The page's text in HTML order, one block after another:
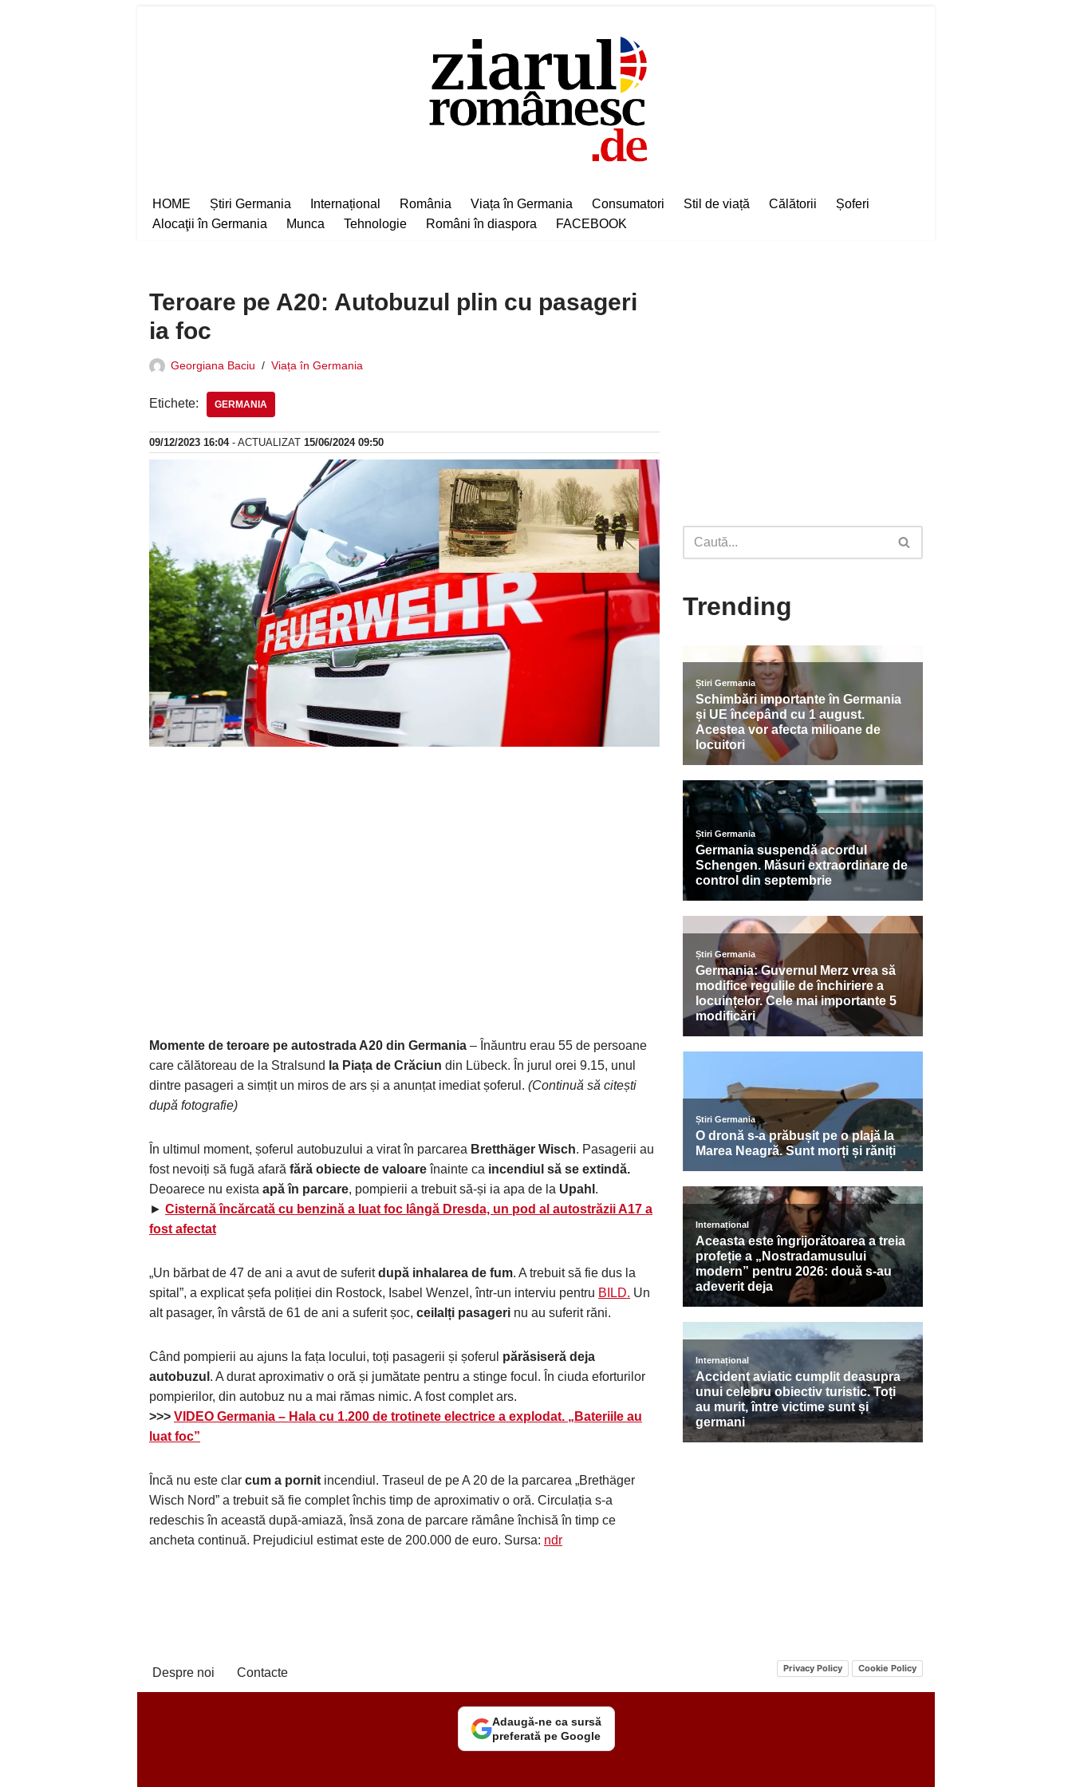
HOME Știri Germania Internațional România Viața în Germania Consumatori Stil de viață Călătorii
Șoferi
Alocaţii în Germania
Munca Tehnologie Români în diaspora FACEBOOK
Teroare pe A20: Autobuzul plin cu pasageri
ia foc
Georgiana Baciu Viața în Germania
Etichete: GERMANIA
09/12/2023 16:04- ACTUALIZAT 15/06/2024 09:50
Momente de teroare pe autostrada A20 din Germania – Înăuntru erau 55 de persoane
care călătoreau de la Stralsund la Piața de Crăciun din Lübeck. În jurul orei 9.15, unul
dintre pasageri a simțit un miros de ars și a anunțat imediat șoferul. (Continuă să citești
după fotografie)
În ultimul moment, șoferul autobuzului a virat în parcarea Bretthäger Wisch. Pasagerii au
fost nevoiți să fugă afară fără obiecte de valoareînainte ca incendiul să se extindă.
Deoarece nu exista apă în parcare, pompierii a trebuit să-și ia apa de la Upahl .
► Cisternă încărcată cu benzină a luat foc lângă Dresda, un pod al autostrăzii A17 a
fost afectat
„Un bărbat de 47 de ani a avut de suferitdupă inhalarea de fum. A trebuit să fie dus la
spital”, a explicat șefa poliției din Rostock, Isabel Wenzel, într-un interviu pentru BILD. Un
alt pasager, în vârstă de 61 de ani a suferit șoc, ceilalți pasageri nu au suferit răni.
Când pompierii au ajuns la fața locului, toți pasagerii și șoferul părăsiseră deja
autobuzul . A durat aproximativ o oră și jumătate pentru a stinge focul. În ciuda eforturilor
pompierilor, din autobuz nu a mai rămas nimic. A fost complet ars.
>>> VIDEO Germania – Hala cu 1.200 de trotinete electrice a explodat. „Bateriile au
luat foc”
Încă nu este clar cum a pornit incendiul. Traseul de pe A 20 de la parcarea „Brethäger
Wisch Nord” a trebuit să fie complet închis timp de aproximativ o oră. Circulația s-a
redeschis în această după-amiază, însă zona de parcare rămâne închisă în timp ce
ancheta continuă. Prejudiciul estimat este de 200.000 de euro. Sursa: ndr
Trending
Despre noi Contacte Privacy Policy Cookie Policy
Adaugă-ne ca sursă
preferată pe Google